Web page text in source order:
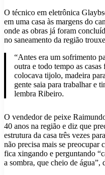
O técnico em eletrônica
em uma casa às margens do
onde as obras já foram
no saneamento da região
“Antes era um sofrimento
outra e todo tempo as
colocava tijolo, madeira
gente saia para trabalhar e
lembra Ribeiro.
O vendedor de peixe
40 anos na região e diz que
estrutura da casa três vezes
não precisa mais se preocupar
fica xingando e perguntando
a sombra, que cheio de água”,